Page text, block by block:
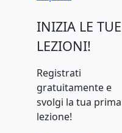
INIZIA LE TUE
LEZIONI!
Registrati
gratuitamente e
svolgi la tua prima
lezione!